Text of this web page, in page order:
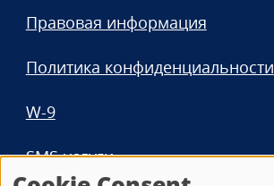
Правовая информация
Политика конфиденциальности
W-9
SMS-услуги